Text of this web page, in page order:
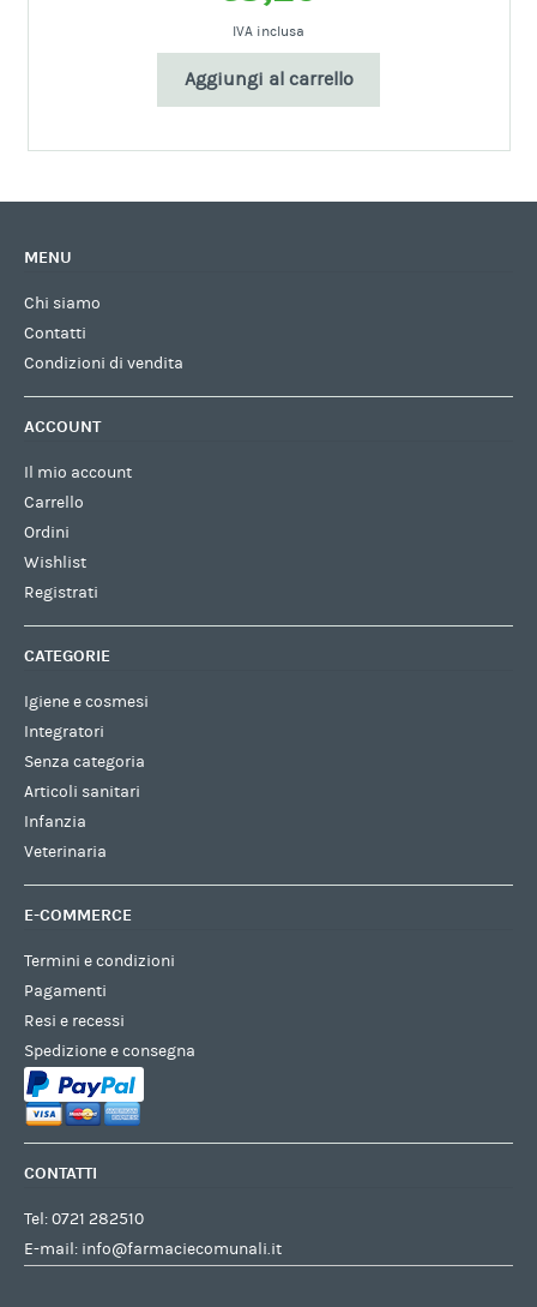
IVA inclusa
Aggiungi al carrello
MENU
Chi siamo
Contatti
Condizioni di vendita
ACCOUNT
Il mio account
Carrello
Ordini
Wishlist
Registrati
CATEGORIE
Igiene e cosmesi
Integratori
Senza categoria
Articoli sanitari
Infanzia
Veterinaria
E-COMMERCE
Termini e condizioni
Pagamenti
Resi e recessi
Spedizione e consegna
CONTATTI
Tel:0721 282510
E-mail: info@farmaciecomunali.it